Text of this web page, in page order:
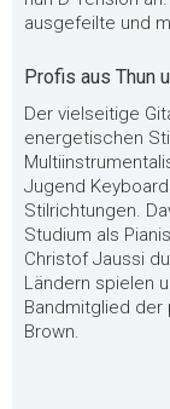
ausgefeilte und
Profis aus Thun
Der vielseitige
energetischen
Jugend
Stilrichtungen.
Studium als
Christof Jaussi
Ländern spielen
Bandmitglied der
Brown.